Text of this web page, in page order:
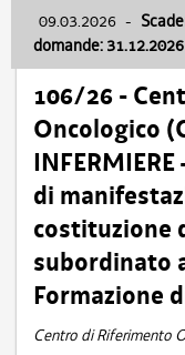
09.03.2026 -
domande: 31.12.2026
106/26 -
Oncologico
di
costituzione
subordinato
Formazione
Centro di Riferimento